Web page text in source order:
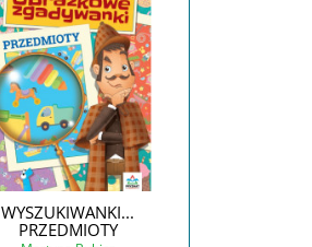
WYSZUKIWANKI...
PRZEDMIOTY